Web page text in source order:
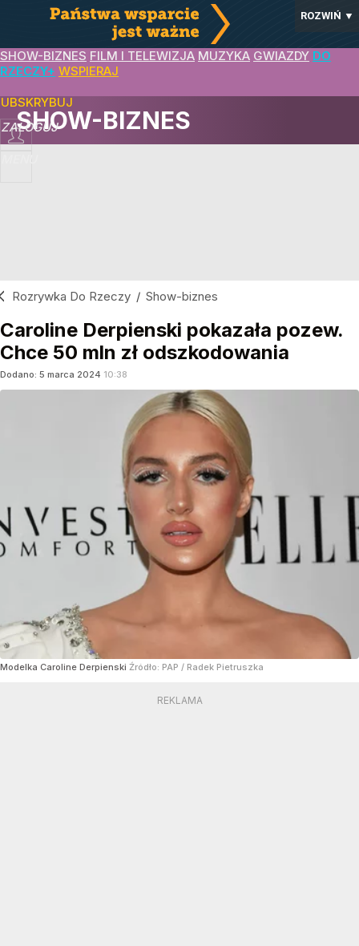
ROZWIŃ ▼
SHOW-BIZNES FILM I TELEWIZJA MUZYKA GWIAZDY DO
RZECZY+ WSPIERAJ
ZALOGUJ
SHOW-BIZNES
Rozrywka Do Rzeczy / Show-biznes
Caroline Derpienski pokazała pozew.
Chce 50 mln zł odszkodowania
Dodano: 5 marca 2024 10:38
Modelka Caroline Derpienski Źródło: PAP / Radek Pietruszka